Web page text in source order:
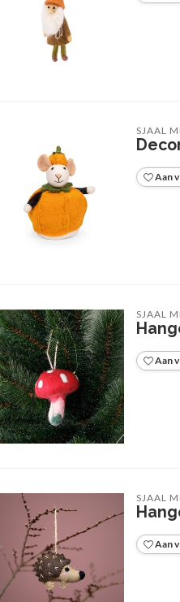
SJAAL
Aan
SJAAL
Aan
SJAAL
Aan